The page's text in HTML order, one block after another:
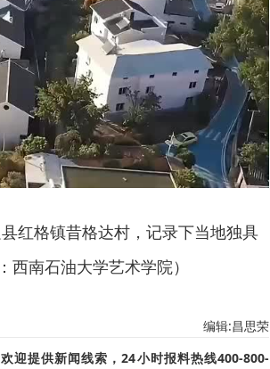
红格镇昔格达村，记录下当地独具
西南石油大学艺术学院）
编辑:昌思荣
迎提供新闻线索，24小时报料热线400-800-